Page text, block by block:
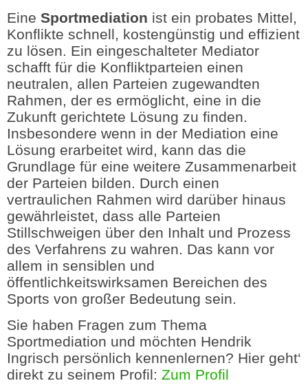
Eine Sportmediation ist ein probates Mittel,
Konflikte schnell, kostengünstig und effizient
zu lösen. Ein eingeschalteter Mediator
schafft für die Konfliktparteien einen
neutralen, allen Parteien zugewandten
Rahmen, der es ermöglicht, eine in die
Zukunft gerichtete Lösung zu finden.
Insbesondere wenn in der Mediation eine
Lösung erarbeitet wird, kann das die
Grundlage für eine weitere Zusammenarbeit
der Parteien bilden. Durch einen
vertraulichen Rahmen wird darüber hinaus
gewährleistet, dass alle Parteien
Stillschweigen über den Inhalt und Prozess
des Verfahrens zu wahren. Das kann vor
allem in sensiblen und
öffentlichkeitswirksamen Bereichen des
Sports von großer Bedeutung sein.
Sie haben Fragen zum Thema
Sportmediation und möchten Hendrik
Ingrisch persönlich kennenlernen? Hier geht‘
direkt zu seinem Profil: Zum Profil